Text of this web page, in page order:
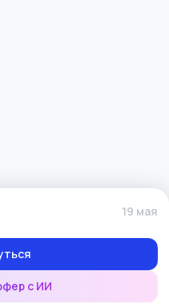
19 мая
с ИИ
данных